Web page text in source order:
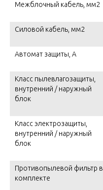
Межблочный кабель, мм2
Силовой кабель, мм2
Автомат защиты, А
Класс пылевлагозащиты,
внутренний / наружный
блок
Класс электрозащиты,
внутренний / наружный
блок
Противопылевой фильтр в
комплекте